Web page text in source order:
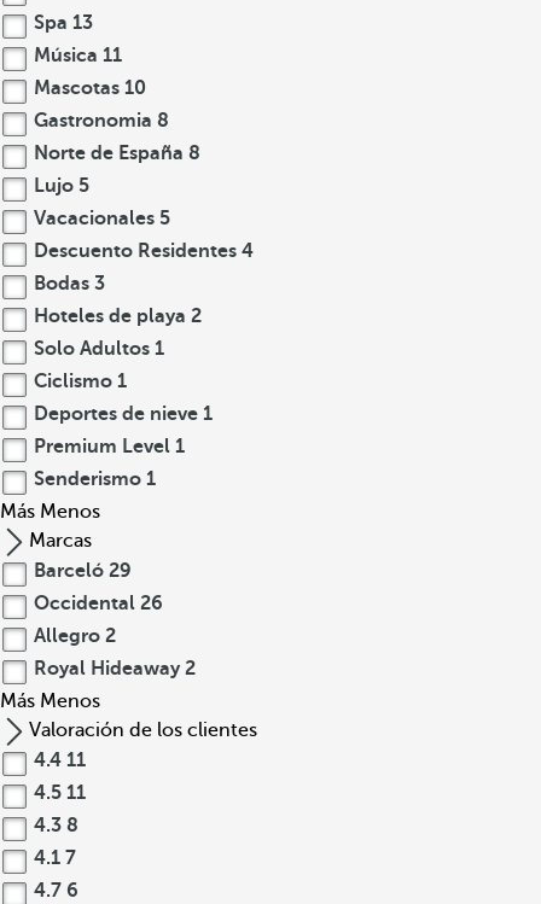
Spa 13
Música 11
Mascotas 10
Gastronomia 8
Norte de España 8
Lujo 5
Vacacionales 5
Descuento Residentes 4
Bodas 3
Hoteles de playa 2
Solo Adultos 1
Ciclismo 1
Deportes de nieve 1
Premium Level 1
Senderismo 1
Más Menos
Marcas
Barceló 29
Occidental 26
Allegro 2
Royal Hideaway 2
Más Menos
Valoración de los clientes
4.4 11
4.5 11
4.3 8
4.1 7
4.7 6